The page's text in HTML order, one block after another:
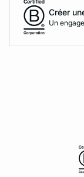
Créer
Un